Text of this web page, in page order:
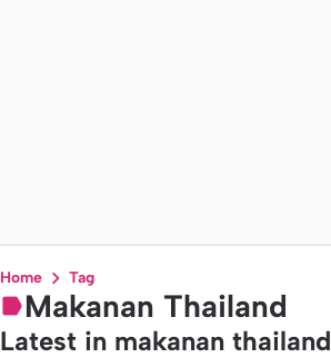
Home Tag
Makanan Thailand
Latest in makanan thailand